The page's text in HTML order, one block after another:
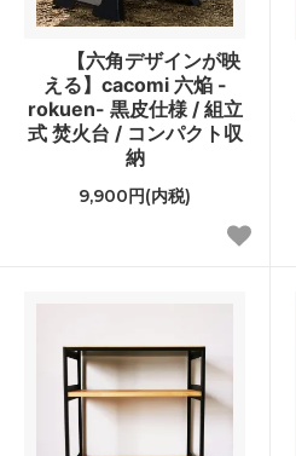
【六角デザインが映
える】cacomi 六焔 -
rokuen- 黒皮仕様 / 組立
式 焚火台 / コンパクト収
納
9,900円(内税)